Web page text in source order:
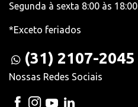
Segunda à sexta 8:00 às 18:00
*Exceto feriados
(31) 2107-2045
Nossas Redes Sociais